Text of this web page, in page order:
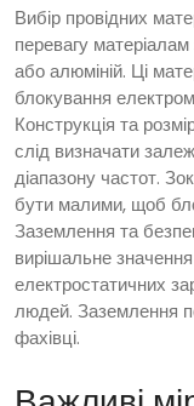
Вибір провідних
перевагу
або алюміній. Ці
блокування
Конструкція та
слід визначати
діапазону частот.
бути малими, щоб
Заземлення та
вирішальне
електростатичних
людей. Заземлення
фахівці.